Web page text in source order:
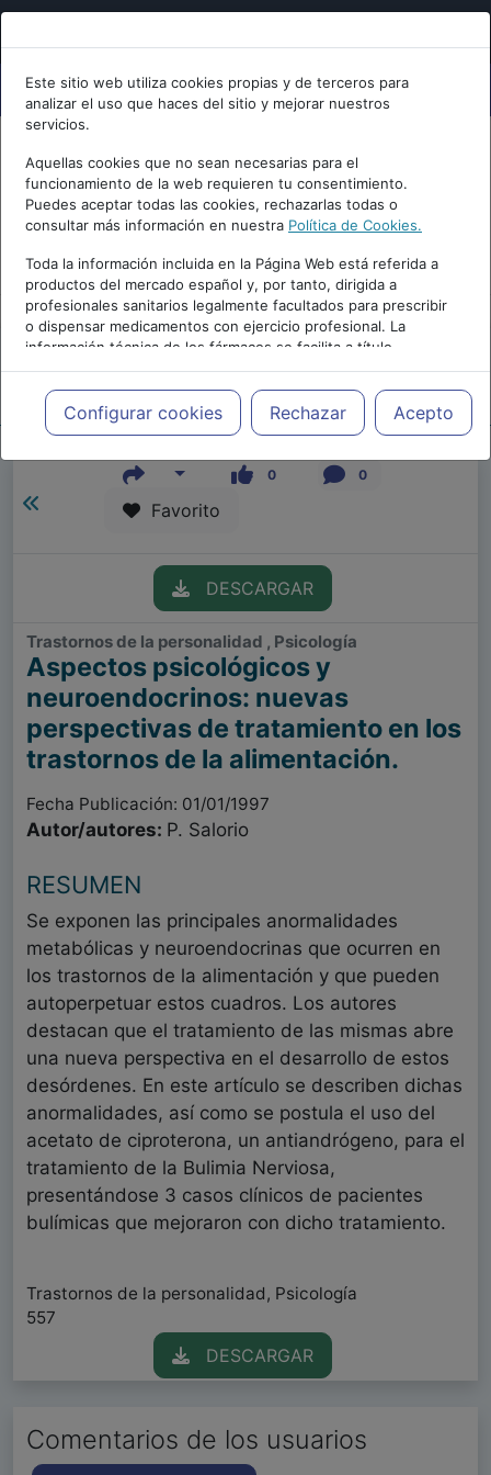
Este sitio web utiliza cookies propias y de terceros para
analizar el uso que haces del sitio y mejorar nuestros
servicios.
Aquellas cookies que no sean necesarias para el
funcionamiento de la web requieren tu consentimiento.
Puedes aceptar todas las cookies, rechazarlas todas o
consultar más información en nuestra Política de Cookies.
Toda la información incluida en la Página Web está referida a
productos del mercado español y, por tanto, dirigida a
profesionales sanitarios legalmente facultados para prescribir
o dispensar medicamentos con ejercicio profesional. La
información técnica de los fármacos se facilita a título
meramente informativo, siendo responsabilidad de los
profesionales facultados prescribir medicamentos y decidir, en
cada caso concreto, el tratamiento más adecuado a las
necesidades del paciente.
Configurar cookies Rechazar Acepto
Repositorio de Artículos || Edición |
0 0
Favorito
DESCARGAR
Trastornos de la personalidad , Psicología
Aspectos psicológicos y
neuroendocrinos: nuevas
perspectivas de tratamiento en los
trastornos de la alimentación.
Fecha Publicación: 01/01/1997
Autor/autores: P. Salorio
RESUMEN
Se exponen las principales anormalidades
metabólicas y neuroendocrinas que ocurren en
los trastornos de la alimentación y que pueden
autoperpetuar estos cuadros. Los autores
destacan que el tratamiento de las mismas abre
una nueva perspectiva en el desarrollo de estos
desórdenes. En este artículo se describen dichas
anormalidades, así como se postula el uso del
acetato de ciproterona, un antiandrógeno, para el
tratamiento de la Bulimia Nerviosa,
presentándose 3 casos clínicos de pacientes
bulímicas que mejoraron con dicho tratamiento.
Trastornos de la personalidad, Psicología
557
DESCARGAR
Comentarios de los usuarios